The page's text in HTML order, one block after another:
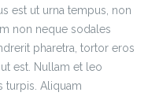
est ut urna tempus, non
non neque sodales
pharetra, tortor eros
est. Nullam et leo
turpis. Aliquam